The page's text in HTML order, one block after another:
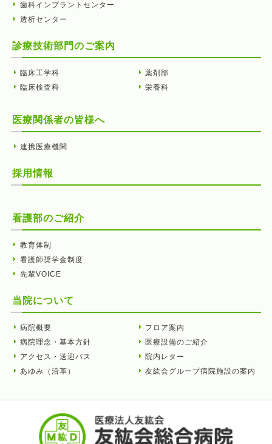
歯科インプラントセンター
透析センター
診療技術部門のご案内
臨床工学科
臨床検査科
薬剤部
栄養科
医療関係者の皆様へ
連携医療機関
採用情報
看護部のご紹介
教育体制
看護師奨学金制度
先輩VOICE
当院について
病院概要
病院理念・基本方針
アクセス・送迎バス
あゆみ（沿革）
フロア案内
医療設備のご紹介
院内レター
友紘会グループ病院施設の案内